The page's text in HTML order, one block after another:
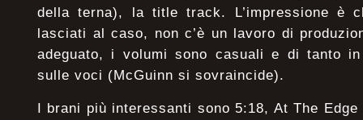
della terna), la title track. L’impressione è
lasciati al caso, non c’è un lavoro di
adeguato, i volumi sono casuali e di tanto
sulle voci (McGuinn si sovraincide).
I brani più interessanti sono 5:18, At The